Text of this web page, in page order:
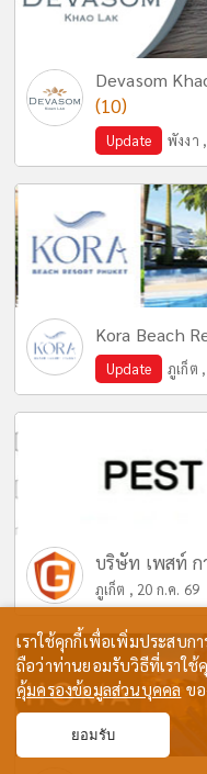
Devasom
(10)
Update พังงา
Kora Beach
Update ภูเก็ต
บริษัท เพสท์ ก
ภูเก็ต , 20 ก.ค. 69
เราใช้คุกกี้เพื่อเพิ่มประสบก
ถือว่าท่านยอมรับวิธีที่เราใ
คุ้มครองข้อมูลส่วนบุคคล ขอ
ยอมรับ